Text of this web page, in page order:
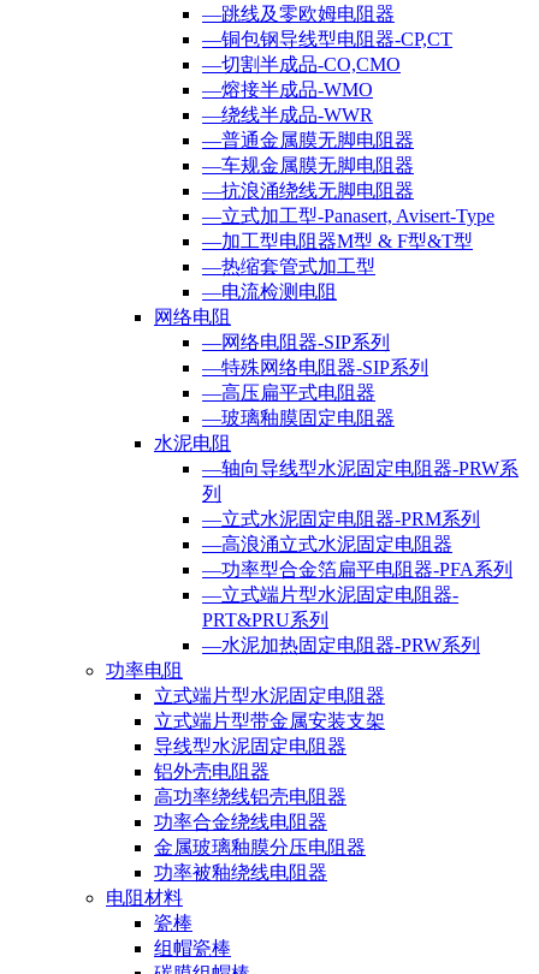
—跳线及零欧姆电阻器
—铜包钢导线型电阻器-CP,CT
—切割半成品-CO,CMO
—熔接半成品-WMO
—绕线半成品-WWR
—普通金属膜无脚电阻器
—车规金属膜无脚电阻器
—抗浪涌绕线无脚电阻器
—立式加工型-Panasert, Avisert-Type
—加工型电阻器M型 & F型&T型
—热缩套管式加工型
—电流检测电阻
网络电阻
—网络电阻器-SIP系列
—特殊网络电阻器-SIP系列
—高压扁平式电阻器
—玻璃釉膜固定电阻器
水泥电阻
—轴向导线型水泥固定电阻器-PRW系
列
—立式水泥固定电阻器-PRM系列
—高浪涌立式水泥固定电阻器
—功率型合金箔扁平电阻器-PFA系列
—立式端片型水泥固定电阻器-
PRT&PRU系列
—水泥加热固定电阻器-PRW系列
功率电阻
立式端片型水泥固定电阻器
立式端片型带金属安装支架
导线型水泥固定电阻器
铝外壳电阻器
高功率绕线铝壳电阻器
功率合金绕线电阻器
金属玻璃釉膜分压电阻器
功率被釉绕线电阻器
电阻材料
瓷棒
组帽瓷棒